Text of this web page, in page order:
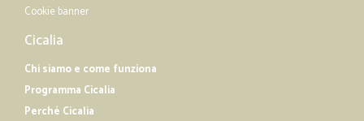
Cookie banner
Cicalia
Chi siamo e come funziona
Programma Cicalia
Perché Cicalia